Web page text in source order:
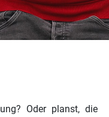
Oder planst, die